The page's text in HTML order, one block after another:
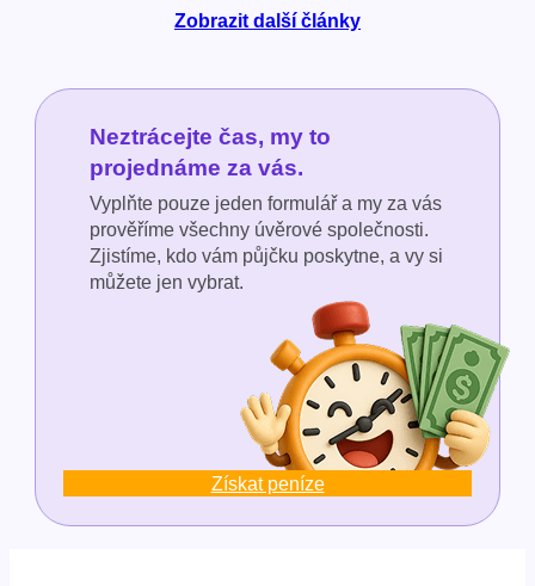
Zobrazit další články
Neztrácejte čas, my to
projednáme za vás.
Vyplňte pouze jeden formulář a my za vás
prověříme všechny úvěrové společnosti.
Zjistíme, kdo vám půjčku poskytne, a vy si
můžete jen vybrat.
Získat peníze